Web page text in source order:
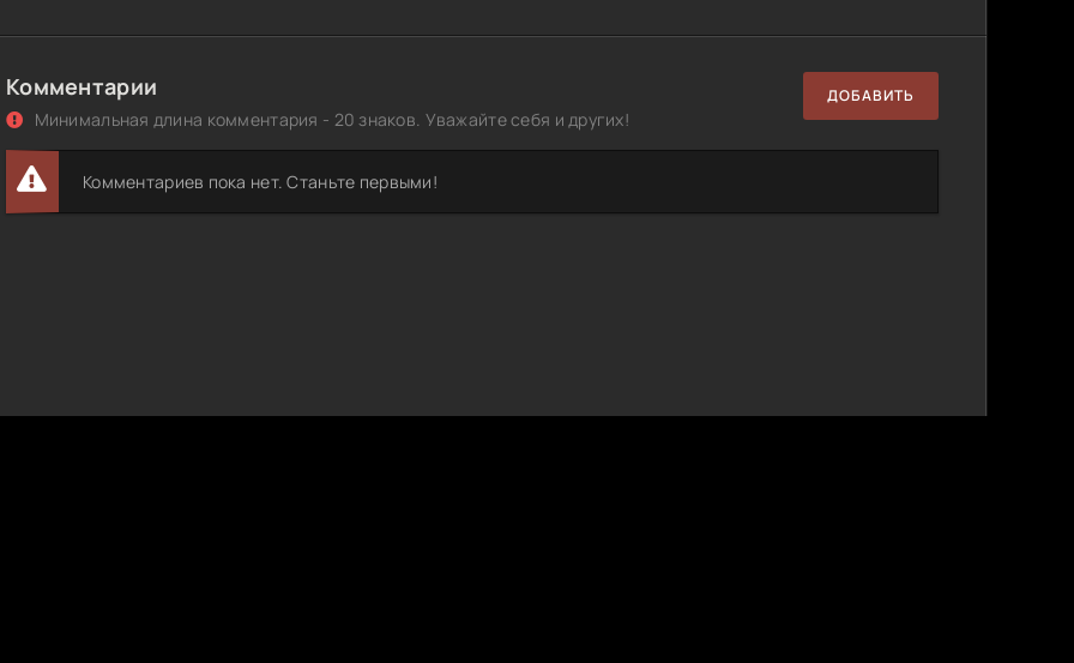
Комментарии
Минимальная длина комментария - 20 знаков. Уважайте себя и других!
ДОБАВИТЬ
Комментариев пока нет. Станьте первыми!